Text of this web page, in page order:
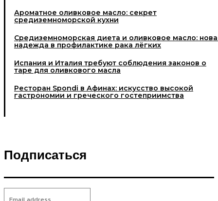
Ароматное оливковое масло: секрет
средиземноморской кухни
Средиземноморская диета и оливковое масло:
надежда в профилактике рака лёгких
Испания и Италия требуют соблюдения законов о
таре для оливкового масла
Ресторан Spondi в Афинах: искусство высокой
гастрономии и греческого гостеприимства
Подписаться